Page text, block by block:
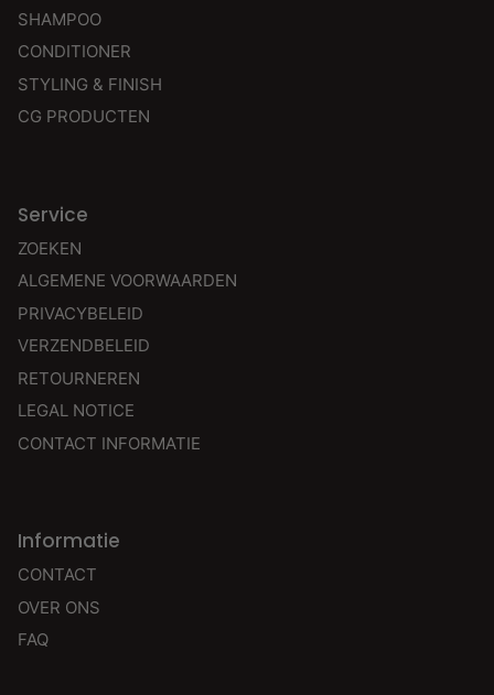
SHAMPOO
CONDITIONER
STYLING & FINISH
CG PRODUCTEN
Service
ZOEKEN
ALGEMENE VOORWAARDEN
PRIVACYBELEID
VERZENDBELEID
RETOURNEREN
LEGAL NOTICE
CONTACT INFORMATIE
Informatie
CONTACT
OVER ONS
FAQ